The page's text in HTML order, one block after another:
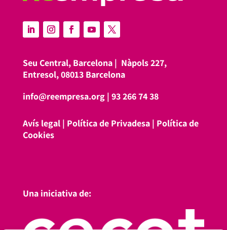
Seu Central, Barcelona | Nàpols 227,
Entresol, 08013 Barcelona
info@reempresa.org| 93 266 74 38
Avís legal| Política de Privadesa| Política de
Cookies
Una iniciativa de: